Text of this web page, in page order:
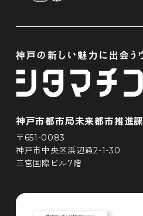
神戸市都市局未来都市推進課
〒651-0083
神戸市中央区浜辺通2-1-30
三宮国際ビル7階